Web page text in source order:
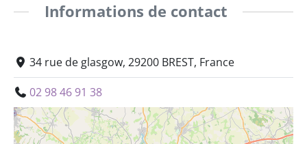
Informations de contact
34 rue de glasgow, 29200 BREST, France
02 98 46 91 38